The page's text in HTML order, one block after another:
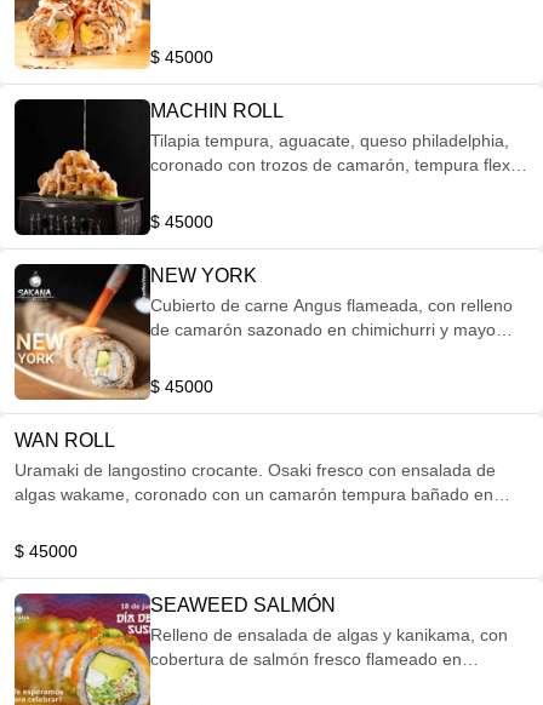
$ 45000
MACHIN ROLL
Tilapia tempura, aguacate, queso philadelphia,
coronado con trozos de camarón, tempura flex y
$ 45000
NEW YORK
Cubierto de carne Angus flameada, con relleno
de camarón sazonado en chimichurri y mayo
$ 45000
WAN ROLL
Uramaki de langostino crocante. Osaki fresco con ensalada de
algas wakame, coronado con un camarón tempura bañado en
$ 45000
SEAWEED SALMÓN
Relleno de ensalada de algas y kanikama, con
cobertura de salmón fresco flameado en